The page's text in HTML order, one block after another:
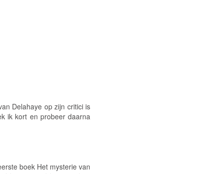
Delahaye op zijn critici is
ik kort en probeer daarna
boek Het mysterie van